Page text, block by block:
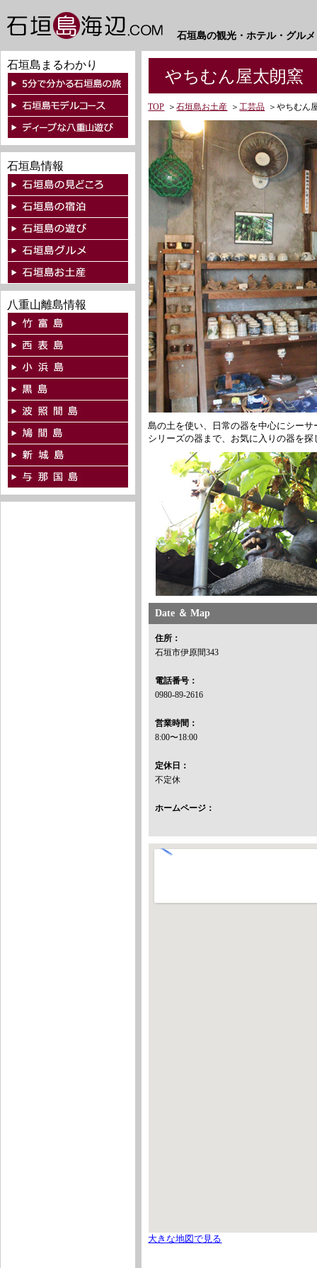
石垣島の観光・ホテル・グル
石垣島まるわかり
石垣島情報
八重山離島情報
やちむん屋太朗窯
TOP ＞石垣島お土産 ＞工芸品 ＞やちむん
島の土を使い、日常の器を中心にシー
シリーズの器まで、お気に入りの器を探
Date ＆ Map
住所：
石垣市伊原間343
電話番号：
0980-89-2616
営業時間：
8:00〜18:00
定休日：
不定休
ホームページ：
大きな地図で見る